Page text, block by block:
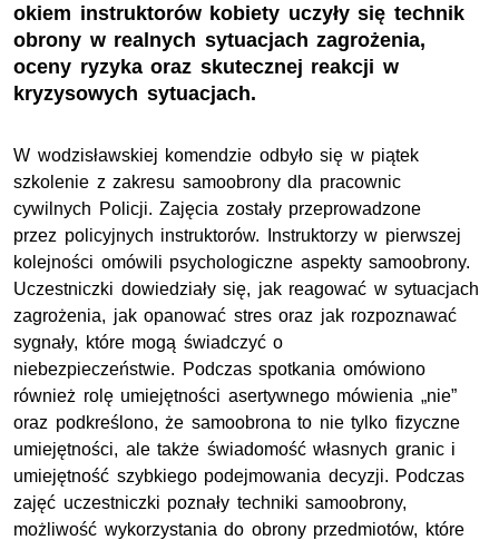
okiem instruktorów kobiety uczyły się technik
obrony w realnych sytuacjach zagrożenia,
oceny ryzyka oraz skutecznej reakcji w
kryzysowych sytuacjach.
W wodzisławskiej komendzie odbyło się w piątek
szkolenie z zakresu samoobrony dla pracownic
cywilnych Policji. Zajęcia zostały przeprowadzone
przez policyjnych instruktorów. Instruktorzy w pierwszej
kolejności omówili psychologiczne aspekty samoobrony.
Uczestniczki dowiedziały się, jak reagować w sytuacjach
zagrożenia, jak opanować stres oraz jak rozpoznawać
sygnały, które mogą świadczyć o
niebezpieczeństwie. Podczas spotkania omówiono
również rolę umiejętności asertywnego mówienia „nie”
oraz podkreślono, że samoobrona to nie tylko fizyczne
umiejętności, ale także świadomość własnych granic i
umiejętność szybkiego podejmowania decyzji. Podczas
zajęć uczestniczki poznały techniki samoobrony,
możliwość wykorzystania do obrony przedmiotów, które